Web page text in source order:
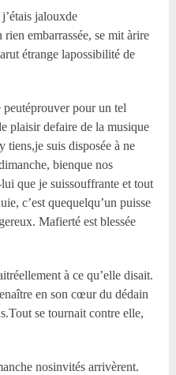
jalouxde
embarrassée, se mit àrire
étrange lapossibilité de
peutéprouver pour un tel
plaisir defaire de la musique
tiens,je suis disposée à ne
bienque nos
que je suissouffrante et tout
c’est quequelqu’un puisse
Mafierté est blessée
à ce qu’elle disait.
en son cœur du dédain
se tournait contre elle,
nosinvités arrivèrent.